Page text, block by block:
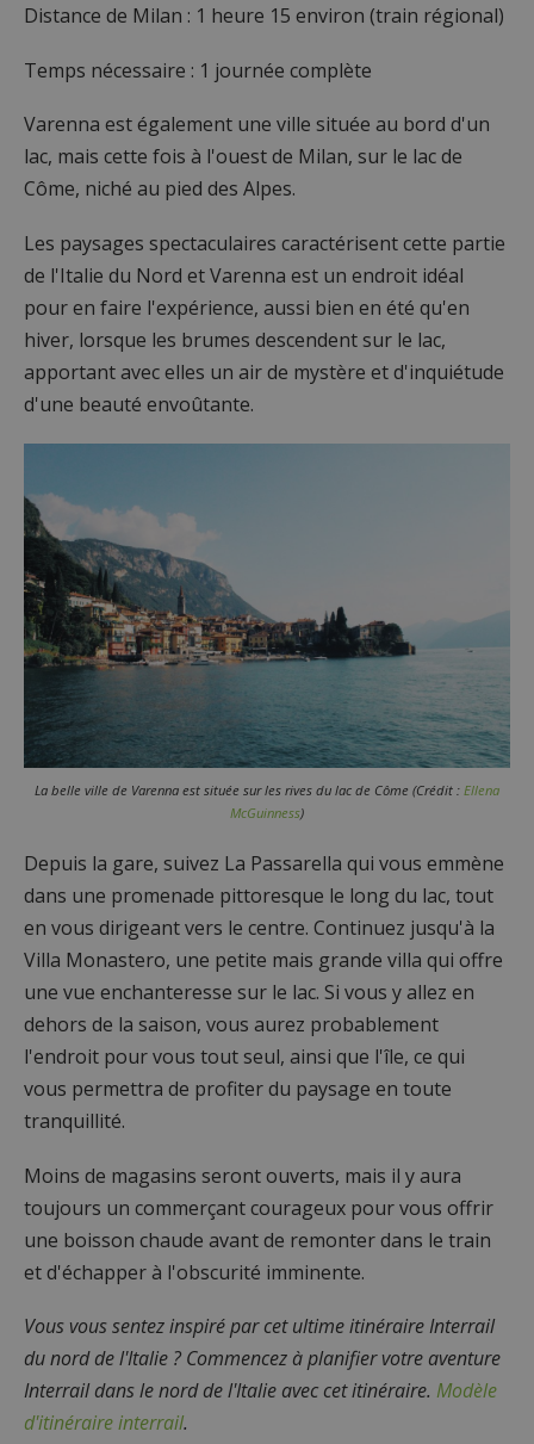
Distance de Milan : 1 heure 15 environ (train régional)
Temps nécessaire : 1 journée complète
Varenna est également une ville située au bord d'un
lac, mais cette fois à l'ouest de Milan, sur le lac de
Côme, niché au pied des Alpes.
Les paysages spectaculaires caractérisent cette partie
de l'Italie du Nord et Varenna est un endroit idéal
pour en faire l'expérience, aussi bien en été qu'en
hiver, lorsque les brumes descendent sur le lac,
apportant avec elles un air de mystère et d'inquiétude
d'une beauté envoûtante.
La belle ville de Varenna est située sur les rives du lac de Côme (Crédit : Ellena
McGuinness)
Depuis la gare, suivez La Passarella qui vous emmène
dans une promenade pittoresque le long du lac, tout
en vous dirigeant vers le centre. Continuez jusqu'à la
Villa Monastero, une petite mais grande villa qui offre
une vue enchanteresse sur le lac. Si vous y allez en
dehors de la saison, vous aurez probablement
l'endroit pour vous tout seul, ainsi que l'île, ce qui
vous permettra de profiter du paysage en toute
tranquillité.
Moins de magasins seront ouverts, mais il y aura
toujours un commerçant courageux pour vous offrir
une boisson chaude avant de remonter dans le train
et d'échapper à l'obscurité imminente.
Vous vous sentez inspiré par cet ultime itinéraire Interrail
du nord de l'Italie ? Commencez à planifier votre aventure
Interrail dans le nord de l'Italie avec cet itinéraire. Modèle
d'itinéraire interrail.